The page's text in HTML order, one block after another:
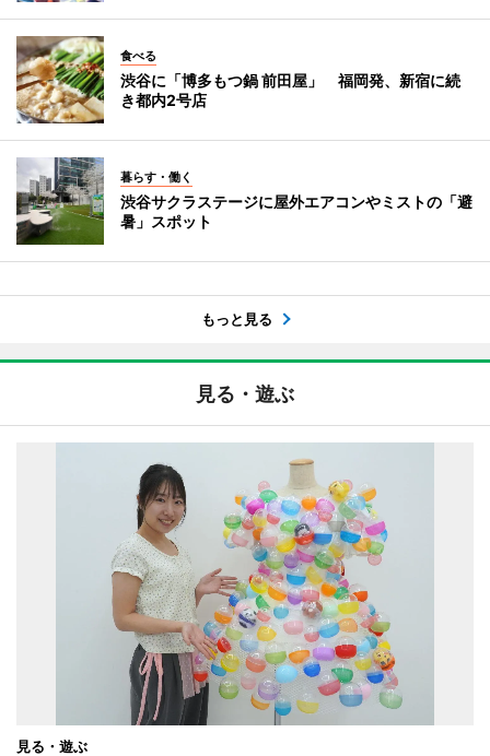
食べる
渋谷に「博多もつ鍋 前田屋」 福岡発、新宿に続
き都内2号店
暮らす・働く
渋谷サクラステージに屋外エアコンやミストの「避
暑」スポット
もっと見る
見る・遊ぶ
見る・遊ぶ